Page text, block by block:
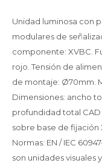
Unidad luminosa con
modulares de
componente: XVBC.
rojo. Tensión de
de montaje: Ø70mm.
Dimensiones: ancho
profundidad total
sobre base de fijación
Normas: EN / IEC
son unidades visuales